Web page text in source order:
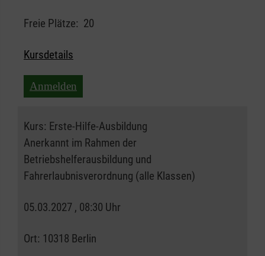
Freie Plätze: 20
Kursdetails
Anmelden
Kurs: Erste-Hilfe-Ausbildung
Anerkannt im Rahmen der
Betriebshelferausbildung und
Fahrerlaubnisverordnung (alle Klassen)
05.03.2027 , 08:30 Uhr
Ort: 10318 Berlin